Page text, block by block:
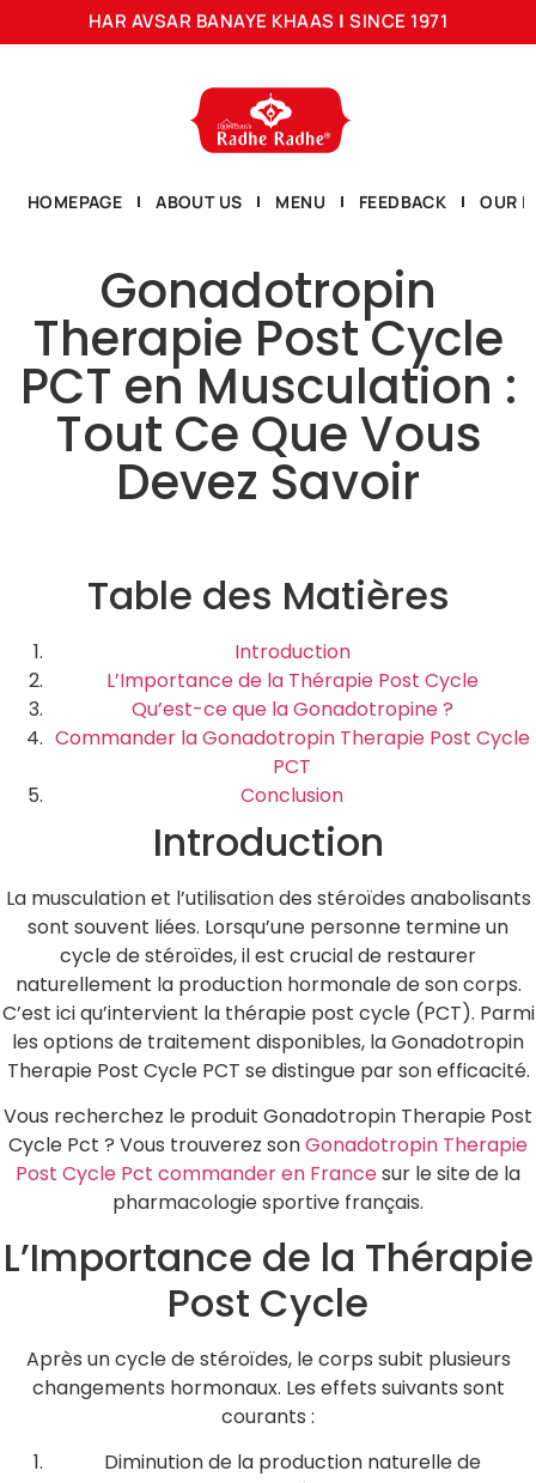
HAR AVSAR BANAYE KHAAS | SINCE 1971
HOMEPAGE ABOUT US MENU FEEDBACK OUR
Gonadotropin
Therapie Post Cycle
PCT en Musculation :
Tout Ce Que Vous
Devez Savoir
Table des Matières
Introduction
L’Importance de la Thérapie Post Cycle
Qu’est-ce que la Gonadotropine ?
Commander la Gonadotropin Therapie Post Cycle
PCT
Conclusion
Introduction
La musculation et l’utilisation des stéroïdes anabolisants
sont souvent liées. Lorsqu’une personne termine un
cycle de stéroïdes, il est crucial de restaurer
naturellement la production hormonale de son corps.
C’est ici qu’intervient la thérapie post cycle (PCT). Parmi
les options de traitement disponibles, la Gonadotropin
Therapie Post Cycle PCT se distingue par son efficacité.
Vous recherchez le produit Gonadotropin Therapie Post
Cycle Pct ? Vous trouverez sonGonadotropin Therapie
Post Cycle Pct commander en Francesur le site de la
pharmacologie sportive français.
L’Importance de la Thérapie
Post Cycle
Après un cycle de stéroïdes, le corps subit plusieurs
changements hormonaux. Les effets suivants sont
courants :
Diminution de la production naturelle de